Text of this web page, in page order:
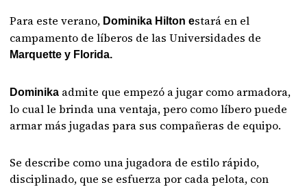
Para este verano, Dominika Hilton estará en el
campamento de líberos de las Universidades de
Marquette y Florida.
Dominika admite que empezó a jugar como armadora,
lo cual le brinda una ventaja, pero como líbero puede
armar más jugadas para sus compañeras de equipo.
Se describe como una jugadora de estilo rápido,
disciplinado, que se esfuerza por cada pelota, con